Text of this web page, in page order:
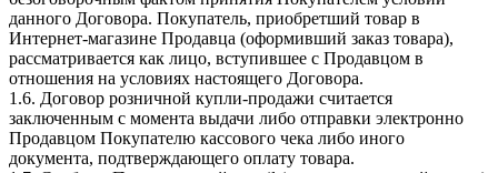
данного Договора. Покупатель, приобретший товар в
Интернет-магазине Продавца (оформивший заказ товара),
рассматривается как лицо, вступившее с Продавцом в
отношения на условиях настоящего Договора.
1.6. Договор розничной купли-продажи считается
заключенным с момента выдачи либо отправки электронно
Продавцом Покупателю кассового чека либо иного
документа, подтверждающего оплату товара.